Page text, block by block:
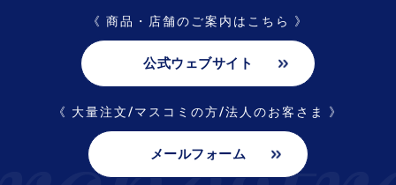
《 商品・店舗のご案内はこちら 》
公式ウェブサイト
《 大量注文/マスコミの方/法人のお客さま 》
メールフォーム